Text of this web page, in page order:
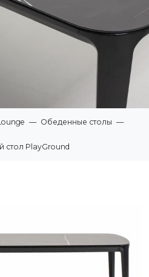
— Обеденные столы —
стол PlayGround